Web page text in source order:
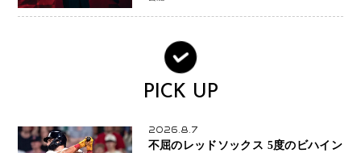
PICK UP
2026.8.7
不屈のレッドソックス 5度のビハイン